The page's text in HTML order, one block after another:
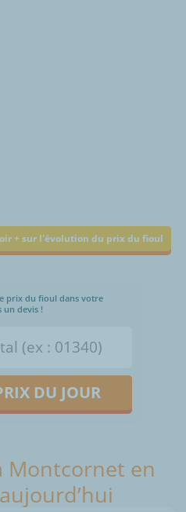
+ sur l'évolution du prix du fioul
prix du fioul dans votre
un devis !
DU JOUR
Montcornet en